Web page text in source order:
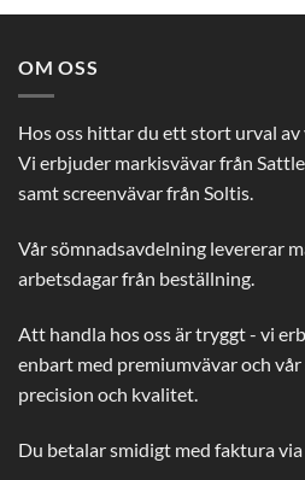
OM OSS
Hos oss hittar du ett stort urval
Vi erbjuder markisvävar från
samt screenvävar från Soltis.
Vår sömnadsavdelning levererar
arbetsdagar från beställning.
Att handla hos oss är tryggt - vi
enbart med premiumvävar och
precision och kvalitet.
Du betalar smidigt med faktura via